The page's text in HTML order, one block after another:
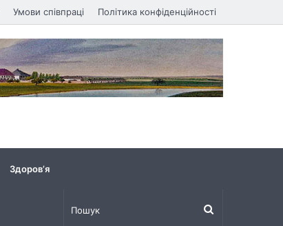
Умови співпраці Політика конфіденційності
Здоров’я